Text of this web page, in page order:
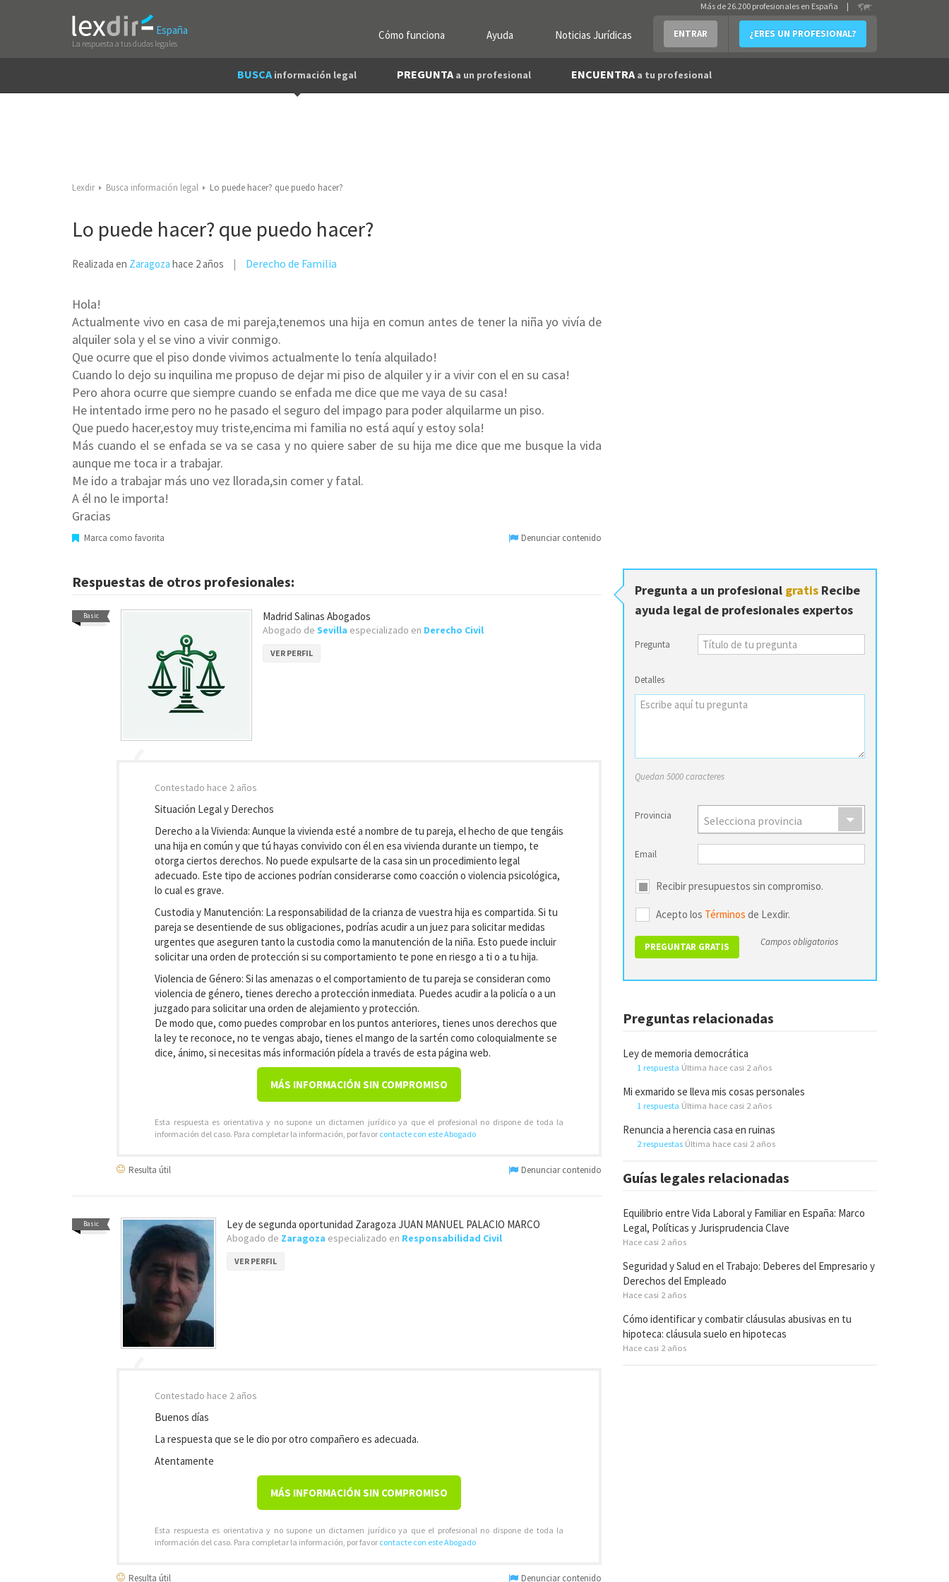
España
La respuesta a tus dudas legales
Cómo funciona Ayuda Noticias Jurídicas ENTRAR ¿ERES UN PROFESIONAL?
Más de 26.200 profesionales en España |
BUSCA información legal PREGUNTA a un profesional ENCUENTRA a tu profesional
Lexdir Busca información legal Lo puede hacer? que puedo hacer?
Lo puede hacer? que puedo hacer?
Realizada en Zaragoza hace 2 años Derecho de Familia
Hola!
Actualmente vivo en casa de mi pareja,tenemos una hija en comun antes de tener la niña yo vivía de
alquiler sola y el se vino a vivir conmigo.
Que ocurre que el piso donde vivimos actualmente lo tenía alquilado!
Cuando lo dejo su inquilina me propuso de dejar mi piso de alquiler y ir a vivir con el en su casa!
Pero ahora ocurre que siempre cuando se enfada me dice que me vaya de su casa!
He intentado irme pero no he pasado el seguro del impago para poder alquilarme un piso.
Que puedo hacer,estoy muy triste,encima mi familia no está aquí y estoy sola!
Más cuando el se enfada se va se casa y no quiere saber de su hija me dice que me busque la vida
aunque me toca ir a trabajar.
Me ido a trabajar más uno vez llorada,sin comer y fatal.
A él no le importa!
Gracias
Marca como favorita Denunciar contenido
Respuestas de otros profesionales:
Basic Madrid Salinas Abogados
Abogado de Sevilla especializado en Derecho Civil
VER PERFIL
Contestado hace 2 años
Situación Legal y Derechos
Derecho a la Vivienda: Aunque la vivienda esté a nombre de tu pareja, el hecho de que tengáis
una hija en común y que tú hayas convivido con él en esa vivienda durante un tiempo, te
otorga ciertos derechos. No puede expulsarte de la casa sin un procedimiento legal
adecuado. Este tipo de acciones podrían considerarse como coacción o violencia psicológica,
lo cual es grave.
Custodia y Manutención: La responsabilidad de la crianza de vuestra hija es compartida. Si tu
pareja se desentiende de sus obligaciones, podrías acudir a un juez para solicitar medidas
urgentes que aseguren tanto la custodia como la manutención de la niña. Esto puede incluir
solicitar una orden de protección si su comportamiento te pone en riesgo a ti o a tu hija.
Violencia de Género: Si las amenazas o el comportamiento de tu pareja se consideran como
violencia de género, tienes derecho a protección inmediata. Puedes acudir a la policía o a un
juzgado para solicitar una orden de alejamiento y protección.
De modo que, como puedes comprobar en los puntos anteriores, tienes unos derechos que
la ley te reconoce, no te vengas abajo, tienes el mango de la sartén como coloquialmente se
dice, ánimo, si necesitas más información pídela a través de esta página web.
MÁS INFORMACIÓN SIN COMPROMISO
Esta respuesta es orientativa y no supone un dictamen jurídico ya que el profesional no dispone de toda la
información del caso. Para completar la información, por favor contacte con este Abogado
Resulta útil Denunciar contenido
Basic Ley de segunda oportunidad Zaragoza JUAN MANUEL PALACIO MARCO
Abogado de Zaragoza especializado en Responsabilidad Civil
VER PERFIL
Contestado hace 2 años
Buenos días
La respuesta que se le dio por otro compañero es adecuada.
Atentamente
MÁS INFORMACIÓN SIN COMPROMISO
Esta respuesta es orientativa y no supone un dictamen jurídico ya que el profesional no dispone de toda la
información del caso. Para completar la información, por favor contacte con este Abogado
Resulta útil Denunciar contenido
Pregunta a un profesional gratis Recibe
ayuda legal de profesionales expertos
Pregunta
Detalles
Quedan 5000 caracteres
Provincia Selecciona provincia
Email
Recibir presupuestos sin compromiso.
Acepto los Términos de Lexdir.
Campos obligatorios
Preguntas relacionadas
Ley de memoria democrática
1 respuesta Última hace casi 2 años
Mi exmarido se lleva mis cosas personales
1 respuesta Última hace casi 2 años
Renuncia a herencia casa en ruinas
2 respuestas Última hace casi 2 años
Guías legales relacionadas
Equilibrio entre Vida Laboral y Familiar en España: Marco
Legal, Políticas y Jurisprudencia Clave
Hace casi 2 años
Seguridad y Salud en el Trabajo: Deberes del Empresario y
Derechos del Empleado
Hace casi 2 años
Cómo identificar y combatir cláusulas abusivas en tu
hipoteca: cláusula suelo en hipotecas
Hace casi 2 años